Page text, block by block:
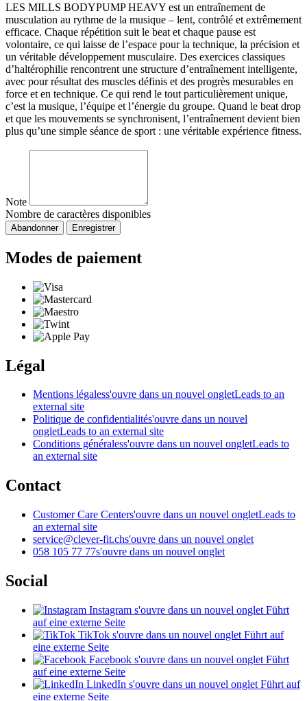
LES MILLS BODYPUMP HEAVY est un entraînement de
musculation au rythme de la musique – lent, contrôlé et extrêmement
efficace. Chaque répétition suit le beat et chaque pause est
volontaire, ce qui laisse de l’espace pour la technique, la précision et
un véritable développement musculaire. Des exercices classiques
d’haltérophilie rencontrent une structure d’entraînement intelligente,
avec pour résultat des muscles définis et des progrès mesurables en
force et en technique. Ce qui rend le tout particulièrement unique,
c’est la musique, l’équipe et l’énergie du groupe. Quand le beat drop
et que les mouvements se synchronisent, l’entraînement devient bien
plus qu’une simple séance de sport : une véritable expérience fitness.
Note
Nombre de caractères disponibles
Abandonner Enregistrer
Modes de paiement
Légal
Mentions légaless'ouvre dans un nouvel ongletLeads to an
external site
Politique de confidentialités'ouvre dans un nouvel
ongletLeads to an external site
Conditions généraless'ouvre dans un nouvel ongletLeads to
an external site
Contact
Customer Care Centers'ouvre dans un nouvel ongletLeads to
an external site
service@clever-fit.chs'ouvre dans un nouvel onglet
058 105 77 77s'ouvre dans un nouvel onglet
Social
Instagram s'ouvre dans un nouvel onglet Führt
auf eine externe Seite
TikTok s'ouvre dans un nouvel onglet Führt auf
eine externe Seite
Facebook s'ouvre dans un nouvel onglet Führt
auf eine externe Seite
LinkedIn s'ouvre dans un nouvel onglet Führt auf
eine externe Seite